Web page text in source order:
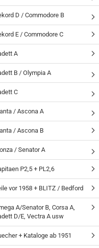
D / Commodore B
E / Commodore C
A
B / Olympia A
C
/ Ascona A
/ Ascona B
/ Senator A
P2,5 + PL2,6
vor 1958 + BLITZ / Bedford
A/Senator B, Corsa A,
D/E, Vectra A usw
+ Kataloge ab 1951